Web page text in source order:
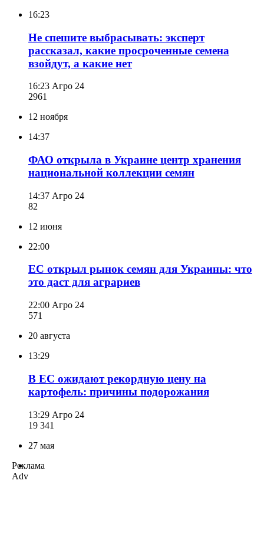
16:23
Не спешите выбрасывать: эксперт
рассказал, какие просроченные семена
взойдут, а какие нет
16:23 Агро 24
2961
12 ноября
14:37
ФАО открыла в Украине центр хранения
национальной коллекции семян
14:37 Агро 24
82
12 июня
22:00
ЕС открыл рынок семян для Украины: что
это даст для аграриев
22:00 Агро 24
571
20 августа
13:29
В ЕС ожидают рекордную цену на
картофель: причины подорожания
13:29 Агро 24
19 341
27 мая
Реклама
Adv